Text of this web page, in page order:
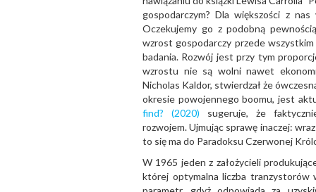
gospodarczym? Dla większości z
Oczekujemy go z podobną
wzrost gospodarczy przede
badania. Rozwój jest przy tym
wzrostu nie są wolni nawet
Nicholas Kaldor, stwierdzał że
okresie powojennego boomu, jest
find? (2020) sugeruje, że
rozwojem. Ujmując sprawę inaczej:
to się ma do Paradoksu Czerwonej
W 1965 jeden z założycieli
której optymalna liczba tranzystorów